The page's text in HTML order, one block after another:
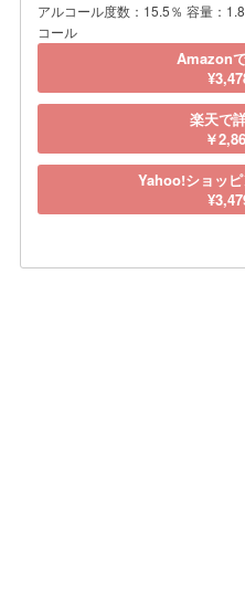
アルコール度数：15.5％ 容量：
コール
Amazon
楽天で
￥
Yahoo!ショッ